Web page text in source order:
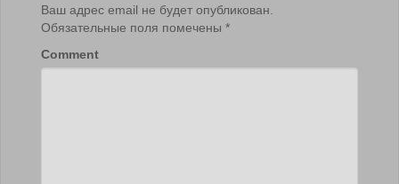
Ваш адрес email не будет опубликован.
Обязательные поля помечены *
Comment